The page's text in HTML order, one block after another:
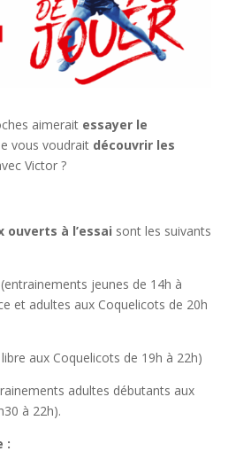
aimerait essayer le
vous voudrait découvrir les
Victor ?
ouverts à l’essai sont les suivants
jeunes de 14h à
et adultes aux Coquelicots de 20h
aux Coquelicots de 19h à 22h)
adultes débutants aux
à 22h).
: